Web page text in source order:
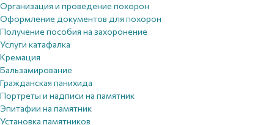
Организация и проведение похорон
Оформление документов для похорон
Получение пособия на захоронение
Услуги катафалка
Кремация
Бальзамирование
Гражданская панихида
Портреты и надписи на памятник
Эпитафии на памятник
Установка памятников